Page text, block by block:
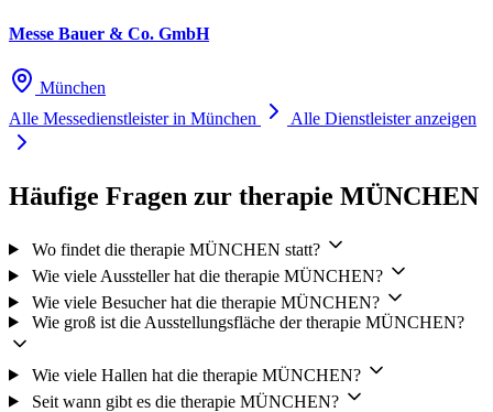
Messe Bauer & Co. GmbH
München
Alle Messedienstleister in München
Alle Dienstleister anzeigen
Häufige Fragen zur therapie MÜNCHEN
Wo findet die therapie MÜNCHEN statt?
Wie viele Aussteller hat die therapie MÜNCHEN?
Wie viele Besucher hat die therapie MÜNCHEN?
Wie groß ist die Ausstellungsfläche der therapie MÜNCHEN?
Wie viele Hallen hat die therapie MÜNCHEN?
Seit wann gibt es die therapie MÜNCHEN?